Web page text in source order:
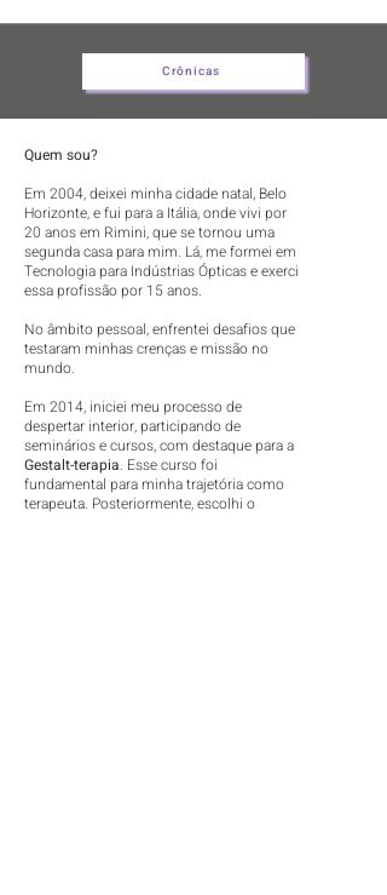
Crônicas
Quem sou?
Em 2004, deixei minha cidade natal, Belo
Horizonte, e fui para a Itália, onde vivi por
20 anos em Rimini, que se tornou uma
segunda casa para mim. Lá, me formei em
Tecnologia para Indústrias Ópticas e exerci
essa profissão por 15 anos.
No âmbito pessoal, enfrentei desafios que
testaram minhas crenças e missão no
mundo.
Em 2014, iniciei meu processo de
despertar interior, participando de
seminários e cursos, com destaque para a
Gestalt-terapia. Esse curso foi
fundamental para minha trajetória como
terapeuta. Posteriormente, escolhi o